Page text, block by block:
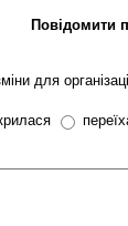
Повідомити
для